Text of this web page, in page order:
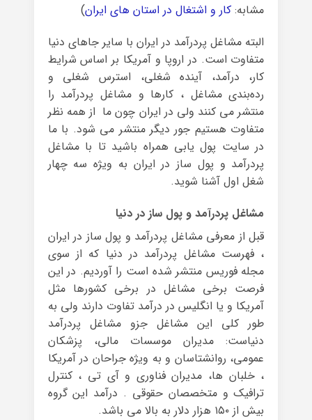
مشابه: کار و اشتغال در استان های ایران)
البته مشاغل پردرآمد در ایران با سایر جاهای دنیا
متفاوت است. در اروپا و آمریکا بر اساس شرایط
کار،‌ درآمد، آینده شغلی، استرس شغلی و
رده‌بندی مشاغل ، کارها و مشاغل پردرآمد را
منتشر می کنند ولی در ایران چون ما از همه نظر
متفاوت هستیم جور دیگر منتشر می شود. با ما
در سایت پول یابی همراه باشید تا با مشاغل
پردرآمد و پول ساز در ایران به ویژه سه چهار
شغل اول آشنا شوید.
مشاغل پردرآمد و پول ساز در دنیا
قبل از معرفی مشاغل پردرآمد و پول ساز در ایران
، فهرست مشاغل پردرآمد در دنیا که از سوی
مجله فوریس منتشر شده است را آوردیم. در این
فرصت برخی مشاغل در برخی کشورها مثل
آمریکا و یا انگلیس در درآمد تفاوت دارند ولی به
طور کلی این مشاغل جزو مشاغل پردرآمد
دنیاست: مدیران موسسات مالی، پزشکان
عمومی، روانشتاسان و به ویژه جراحان در آمریکا
، خلبان ها، مدیران فناوری و آی تی ، کنترل
ترافیک و متخصصان حقوقی . درآمد این گروه
بیش از ۱۵۰ هزار دلار به بالا می باشد.